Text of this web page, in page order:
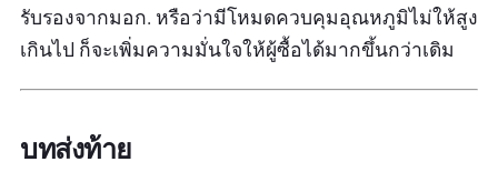
รับรองจากมอก. หรือว่ามีโหมดควบคุมอุณหภูมิไม่ให้สูง
เกินไป ก็จะเพิ่มความมั่นใจให้ผู้ซื้อได้มากขึ้นกว่าเดิม
บทส่งท้าย